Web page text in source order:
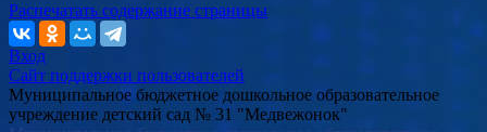
Распечатать содержание страницы
Вход
Сайт поддержки пользователей
Муниципальное бюджетное дошкольное образовательное
учреждение детский сад № 31 "Медвежонок"